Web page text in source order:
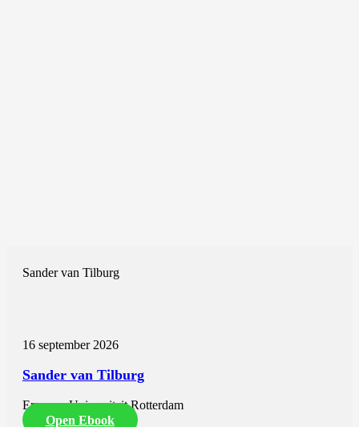
Sander van Tilburg
16 september 2026
Sander van Tilburg
Erasmus Universiteit Rotterdam
Open Ebook